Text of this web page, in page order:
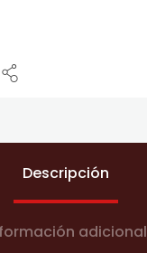
Descripción
adicional